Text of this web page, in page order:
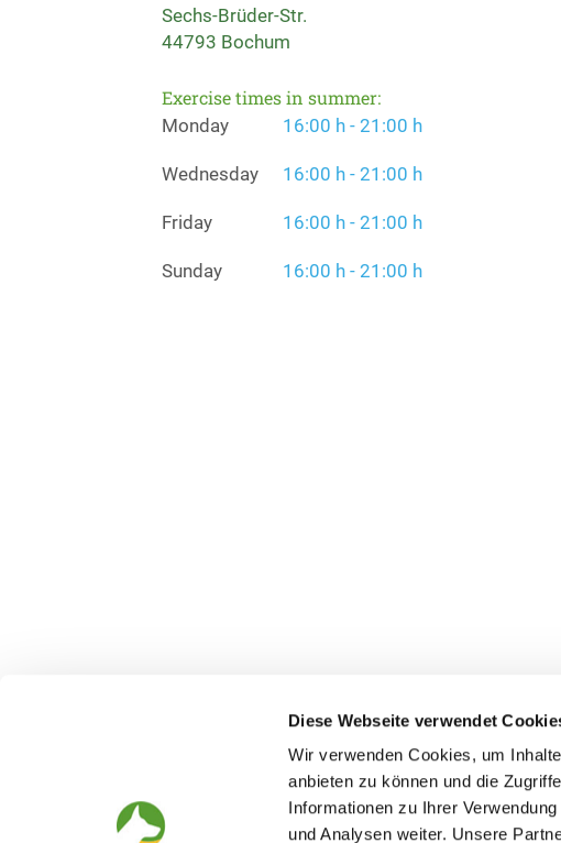
Diese Webseite verwendet
Wir verwenden Cookies, um
anbieten zu können und die
Informationen zu Ihrer
und Analysen weiter. Unsere
Sechs-Brüder-Str.
44793 Bochum
Exercise times in summer:
Monday 16:00 h - 21:00 h
Wednesday 16:00 h - 21:00 h
Friday 16:00 h - 21:00 h
Sunday 16:00 h - 21:00 h
The German Shepherd The Club